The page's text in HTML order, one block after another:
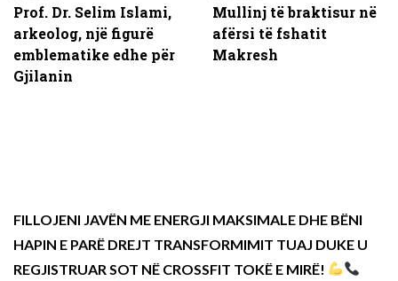
Prof. Dr. Selim Islami,
arkeolog, një figurë
emblematike edhe për
Gjilanin
Mullinj të braktisur në
afërsi të fshatit
Makresh
FILLOJENI JAVËN ME ENERGJI MAKSIMALE DHE BËNI
HAPIN E PARË DREJT TRANSFORMIMIT TUAJ DUKE U
REGJISTRUAR SOT NË CROSSFIT TOKË E MIRË!